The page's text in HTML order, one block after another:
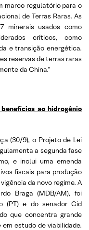
marco regulatório para o
de Terras Raras. As
minerais usados como
críticos, como
e transição energética.
reservas de terras raras
da China.”
ao hidrogênio
(30/9), o Projeto de Lei
a segunda fase
e inclui uma emenda
fiscais para produção
da novo regime. A
Braga (MDB/AM), foi
(PT) e do senador Cid
que concentra grande
estudo de viabilidade.